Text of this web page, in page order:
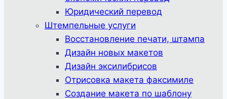
Юридический перевод
Штемпельные услуги
Восстановление печати, штампа
Дизайн новых макетов
Дизайн эксилибрисов
Отрисовка макета факсимиле
Создание макета по шаблону